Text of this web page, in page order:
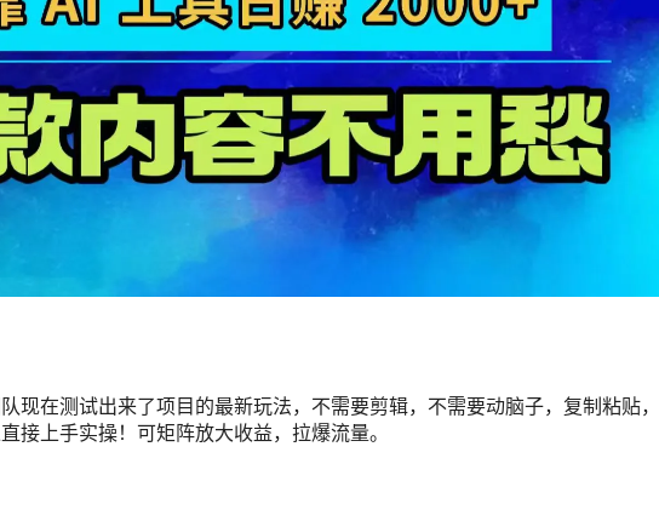
现在测试出来了项目的最新玩法，不需要剪辑，不需要动脑子，复制粘贴
接上手实操！可矩阵放大收益，拉爆流量。